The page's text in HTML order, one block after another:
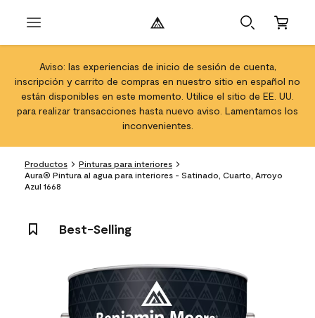
Aviso: las experiencias de inicio de sesión de cuenta,
inscripción y carrito de compras en nuestro sitio en español no
están disponibles en este momento. Utilice el sitio de EE. UU.
para realizar transacciones hasta nuevo aviso. Lamentamos los
inconvenientes.
Productos
Pinturas para interiores
Aura® Pintura al agua para interiores - Satinado, Cuarto, Arroyo
Azul 1668
Best-Selling